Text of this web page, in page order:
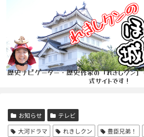
歴史ナビゲーター・歴史作家の「れきしクン
式サイトです！
お知らせ
テレビ
大河ドラマ
れきしクン 豊臣兄弟！